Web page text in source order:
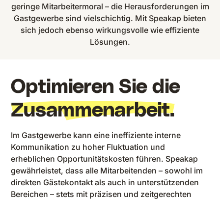
geringe Mitarbeitermoral – die Herausforderungen im
Gastgewerbe sind vielschichtig. Mit Speakap bieten
sich jedoch ebenso wirkungsvolle wie effiziente
Lösungen.
Optimieren Sie die
Zusammenarbeit.
Im Gastgewerbe kann eine ineffiziente interne
Kommunikation zu hoher Fluktuation und
erheblichen Opportunitätskosten führen. Speakap
gewährleistet, dass alle Mitarbeitenden – sowohl im
direkten Gästekontakt als auch in unterstützenden
Bereichen – stets mit präzisen und zeitgerechten